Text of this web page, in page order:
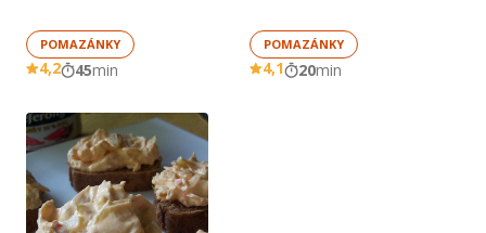
POMAZÁNKY
4,2 45min
POMAZÁNKY
4,1 20min